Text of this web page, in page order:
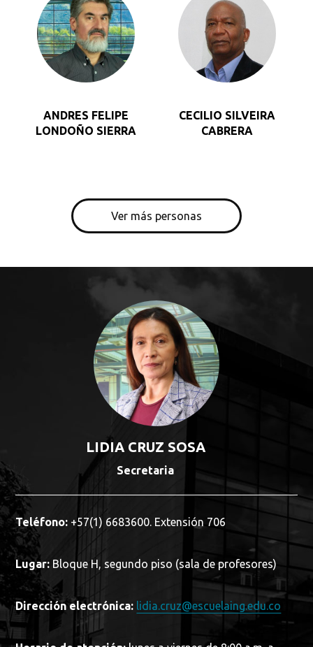
ANDRES FELIPE
LONDOÑO SIERRA
CECILIO SILVEIRA
CABRERA
Ver más personas
LIDIA CRUZ SOSA
Secretaria
Teléfono: +57(1) 6683600. Extensión 706
Lugar: Bloque H, segundo piso (sala de profesores)
Dirección electrónica: lidia.cruz@escuelaing.edu.co